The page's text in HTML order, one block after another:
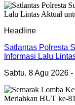
Headline
Satlantas Polresta
Informasi Lalu
Sabtu, 8 Agu 2026